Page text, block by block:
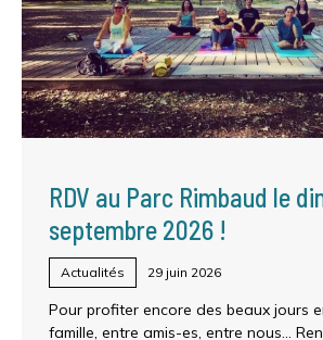
RDV au Parc Rimbaud le
septembre 2026 !
Actualités 29 juin 2026
Pour profiter encore des beaux jours
famille, entre amis-es, entre nous…